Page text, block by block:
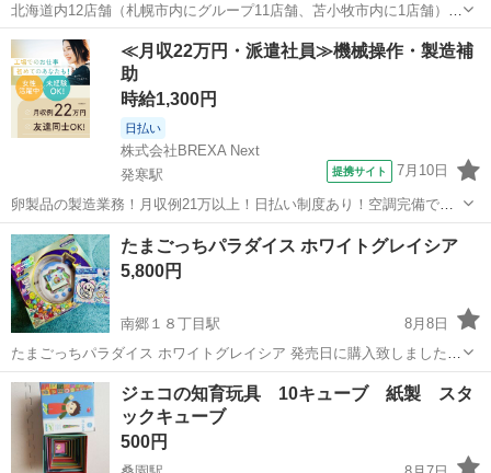
北海道内12店舗（札幌市内にグループ11店舗、苫小牧市内に1店舗）
Used Goods Market ★ユーズドグッズマーケット★ 総合リサイクルシ
ョップ アウトレットモノハウス平岡店です。 -------...
北海道 札幌市 大谷地駅 おもちゃ
≪月収22万円・派遣社員≫機械操作・製造補
助
時給1,300円
日払い
株式会社BREXA Next
発寒駅
提携サイト 7月10日
卵製品の製造業務！月収例21万以上！日払い制度あり！空調完備で快
適作業★20代～50代までの男女活躍中！作業着無償貸与★マイカー通
勤OK＆無料駐車場完備！《北海道札幌市》 人気の工場のお仕事 ◇卵
製品の製造業務◇ 作業内...
北海道 札幌市 発寒駅 その他
たまごっちパラダイス ホワイトグレイシア
5,800円
南郷１８丁目駅
8月8日
たまごっちパラダイス ホワイトグレイシア 発売日に購入致しましたが
急遽住んでいたところの取り壊しが決まったので引越しの初期費用を
稼ぐために出品いたします。 画面はフィルムを付けていたので傷はあ
りません。 南郷18丁...
北海道 札幌市 南郷１８丁目駅 おもちゃ たまごっち
ジェコの知育玩具 10キューブ 紙製 スタ
ックキューブ
500円